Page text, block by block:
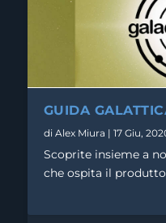
GUIDA
di Alex Miura | 17 Giu,
Scoprite insieme a
che ospita il